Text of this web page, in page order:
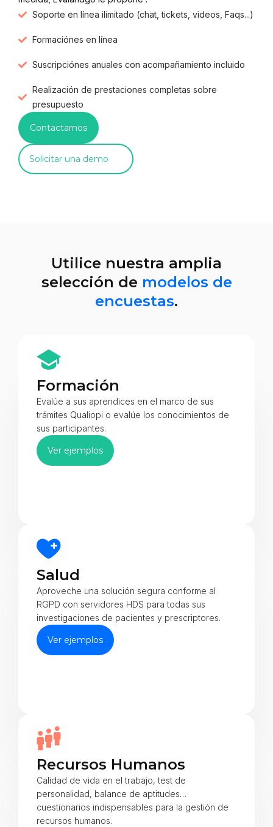
Soporte en línea ilimitado (chat, tickets, videos, Faqs...)
Formaciónes en línea
Suscripciónes anuales con acompañamiento incluido
Realización de prestaciones completas sobre
presupuesto
Contactarnos
Solicitar una demo
Utilice nuestra amplia
selección de modelos de
encuestas.
Formación
Evalúe a sus aprendices en el marco de sus
trámites Qualiopi o evalúe los conocimientos de
sus participantes.
Ver ejemplos
Salud
Aproveche una solución segura conforme al
RGPD con servidores HDS para todas sus
investigaciones de pacientes y prescriptores.
Ver ejemplos
Recursos Humanos
Calidad de vida en el trabajo, test de
personalidad, balance de aptitudes…
cuestionarios indispensables para la gestión de
recursos humanos.